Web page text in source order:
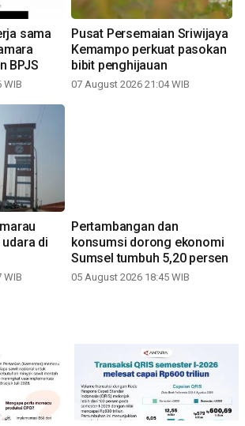
sama
BPJS
WIB
Pusat Persemaian Sriwijaya
Kemampo perkuat pasokan
bibit penghijauan
07 August 2026 21:04 WIB
di
WIB
Pertambangan dan
konsumsi dorong ekonomi
Sumsel tumbuh 5,20 persen
05 August 2026 18:45 WIB